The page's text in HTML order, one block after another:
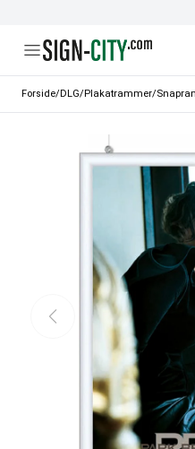
Forside/DLG/Plakatrammer/